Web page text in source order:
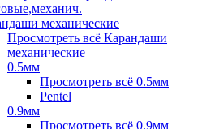
механические
Просмотреть всё Карандаши
механические
0.5мм
Просмотреть всё 0.5мм
Pentel
0.9мм
Просмотреть всё 0.9мм